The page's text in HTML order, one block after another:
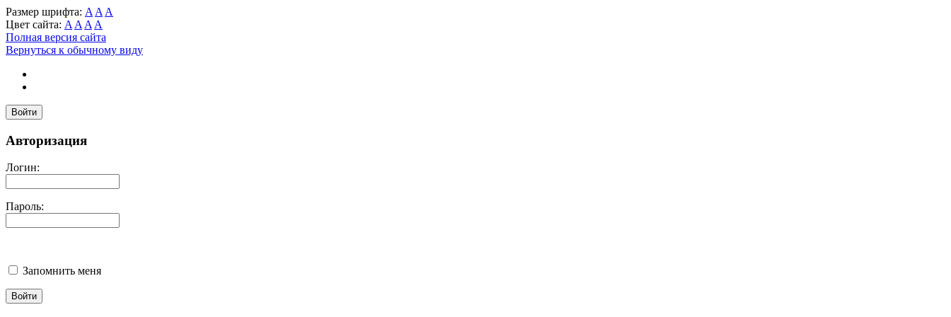
Размер шрифта: A A A
Цвет сайта: A A A A
Полная версия сайта
Вернуться к обычному виду
Войти
Авторизация
Логин:
Пароль:
Запомнить меня